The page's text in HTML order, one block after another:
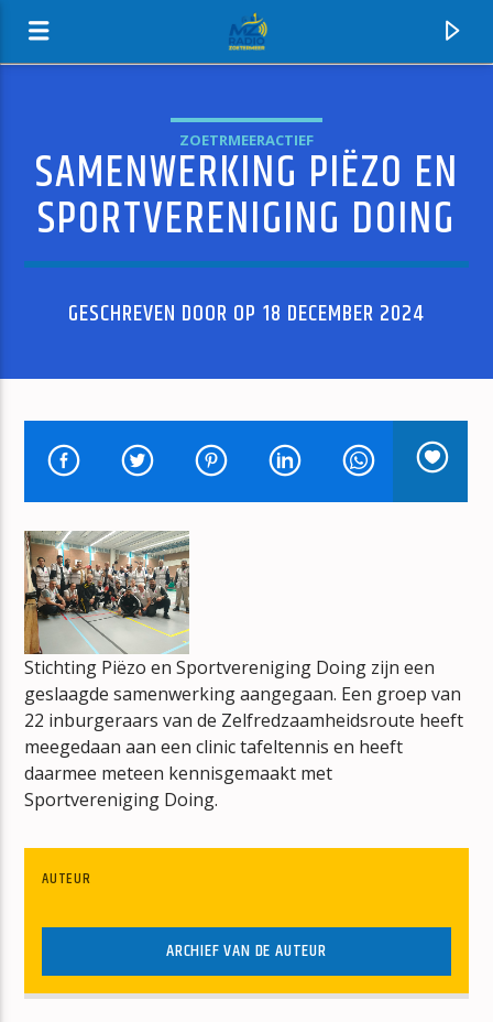
MZ-RADIO
HUIDIG NUMMER
WAAROM MAG IK MIJN KIND NIET ZIEN
DENNIS JONES
mz-radio
ZOETRMEERACTIEF
SAMENWERKING PIËZO EN
SPORTVERENIGING DOING
GESCHREVEN DOOR OP 18 DECEMBER 2024
Stichting Piëzo en Sportvereniging Doing zijn een
geslaagde samenwerking aangegaan. Een groep van
22 inburgeraars van de Zelfredzaamheidsroute heeft
meegedaan aan een clinic tafeltennis en heeft
daarmee meteen kennisgemaakt met
Sportvereniging Doing.
AUTEUR
ARCHIEF VAN DE AUTEUR